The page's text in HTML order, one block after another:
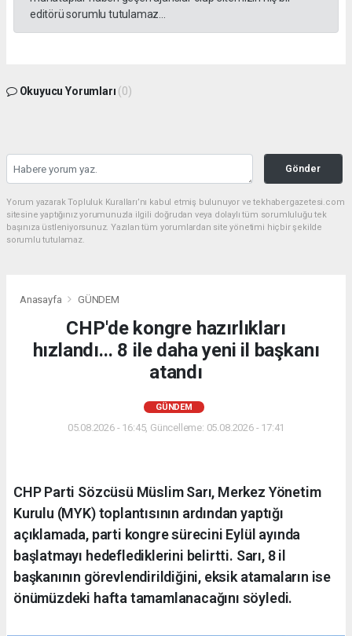
editörü sorumlu tutulamaz...
Okuyucu Yorumları (0)
Gönder
Yorum yazarak Topluluk Kuralları’nı kabul etmiş bulunuyor ve tekhabergazetesi.com
sitesine yaptığınız yorumunuzla ilgili doğrudan veya dolaylı tüm sorumluluğu tek
başınıza üstleniyorsunuz. Yazılan tüm yorumlardan site yönetimi hiçbir şekilde
sorumlu tutulamaz.
Anasayfa GÜNDEM
CHP'de kongre hazırlıkları
hızlandı... 8 ile daha yeni il başkanı
atandı
GÜNDEM
05.08.2026 - 16:45, Güncelleme: 05.08.2026 - 17:41
CHP Parti Sözcüsü Müslim Sarı, Merkez Yönetim
Kurulu (MYK) toplantısının ardından yaptığı
açıklamada, parti kongre sürecini Eylül ayında
başlatmayı hedeflediklerini belirtti. Sarı, 8 il
başkanının görevlendirildiğini, eksik atamaların ise
önümüzdeki hafta tamamlanacağını söyledi.